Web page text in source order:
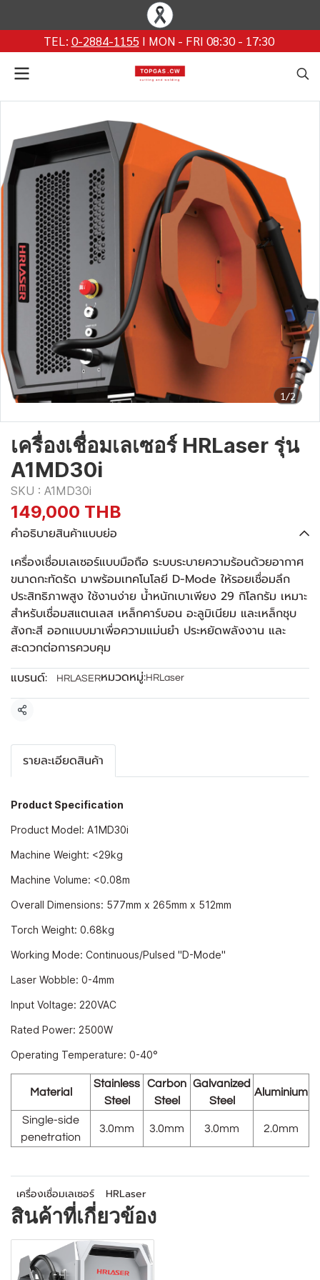
TEL: 0-2884-1155I MON - FRI 08:30 - 17:30
1/2
เครื่องเชื่อมเลเซอร์ HRLaser รุ่น
A1MD30i
SKU : A1MD30i
149,000 THB
คำอธิบายสินค้าแบบย่อ
เครื่องเชื่อมเลเซอร์แบบมือถือ ระบบระบายความร้อนด้วยอากาศ
ขนาดกะทัดรัด มาพร้อมเทคโนโลยี D-Mode ให้รอยเชื่อมลึก
ประสิทธิภาพสูง ใช้งานง่าย น้ำหนักเบาเพียง 29 กิโลกรัม เหมาะ
สำหรับเชื่อมสแตนเลส เหล็กคาร์บอน อะลูมิเนียม และเหล็กชุบ
สังกะสี ออกแบบมาเพื่อความแม่นยำ ประหยัดพลังงาน และ
สะดวกต่อการควบคุม
แบรนด์:
HRLASERหมวดหมู่:HRLaser
แชร์
รายละเอียดสินค้า
Product Specification
Product Model: A1MD30i
Machine Weight: <29kg
Machine Volume: <0.08m
Overall Dimensions: 577mm x 265mm x 512mm
Torch Weight: 0.68kg
Working Mode: Continuous/Pulsed "D-Mode"
Laser Wobble: 0-4mm
Input Voltage: 220VAC
Rated Power: 2500W
Operating Temperature: 0-40°
Material
Stainless
Steel
Carbon
Steel
Galvanized
Steel
Aluminium
Single-side
penetration
3.0mm 3.0mm 3.0mm 2.0mm
เครื่องเชื่อมเลเซอร์ HRLaser
สินค้าที่เกี่ยวข้อง